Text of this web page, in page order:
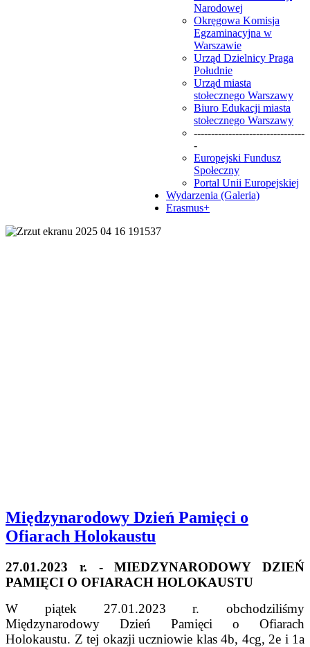
Narodowej
Okręgowa Komisja
Egzaminacyjna w
Warszawie
Urząd Dzielnicy Praga
Południe
Urząd miasta
stołecznego Warszawy
Biuro Edukacji miasta
stołecznego Warszawy
--------------------------------
-
Europejski Fundusz
Społeczny
Portal Unii Europejskiej
Wydarzenia (Galeria)
Erasmus+
Międzynarodowy Dzień Pamięci o
Ofiarach Holokaustu
27.01.2023 r. - MIEDZYNARODOWY DZIEŃ
PAMIĘCI O OFIARACH HOLOKAUSTU
W piątek 27.01.2023 r. obchodziliśmy
Międzynarodowy Dzień Pamięci o Ofiarach
Holokaustu. Z tej okazji uczniowie klas 4b, 4cg, 2e i 1a